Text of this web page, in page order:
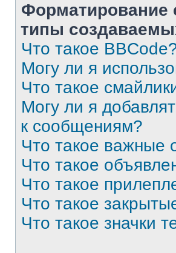
Форматирование
типы
Что такое
Могу ли я
Что такое
Могу ли я
к сообщениям?
Что такое важные
Что такое
Что такое
Что такое
Что такое значки